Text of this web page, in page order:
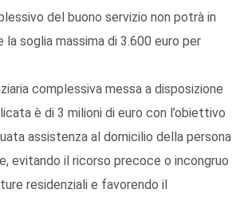
del buono servizio non potrà in
la soglia massima di 3.600 euro per
complessiva messa a disposizione
è di 3 milioni di euro con l’obiettivo
assistenza al domicilio della persona
evitando il ricorso precoce o incongruo
residenziali e favorendo il